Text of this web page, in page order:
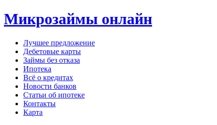
Перейти
к
Микрозаймы онлайн
Лучшее предложение
Дебетовые карты
Займы без отказа
Ипотека
Всё о кредитах
Новости банков
Статьи об ипотеке
Контакты
Карта